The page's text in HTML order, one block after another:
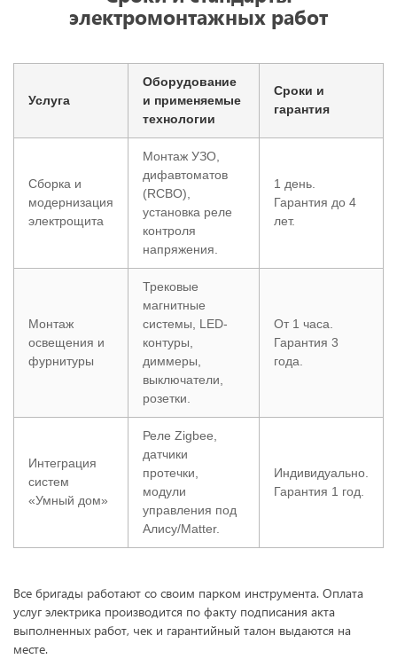
электромонтажных работ
Услуга
Оборудование
и применяемые
технологии
Сроки и
гарантия
Сборка и
модернизация
электрощита
Монтаж УЗО,
дифавтоматов
(RCBO),
установка реле
контроля
напряжения.
1 день.
Гарантия до 4
лет.
Монтаж
освещения и
фурнитуры
Трековые
магнитные
системы, LED-
контуры,
диммеры,
выключатели,
розетки.
От 1 часа.
Гарантия 3
года.
Интеграция
систем
«Умный дом»
Реле Zigbee,
датчики
протечки,
модули
управления под
Алису/Matter.
Индивидуально.
Гарантия 1 год.
Все бригады работают со своим парком инструмента. Оплата
услуг электрика производится по факту подписания акта
выполненных работ, чек и гарантийный талон выдаются на
месте.